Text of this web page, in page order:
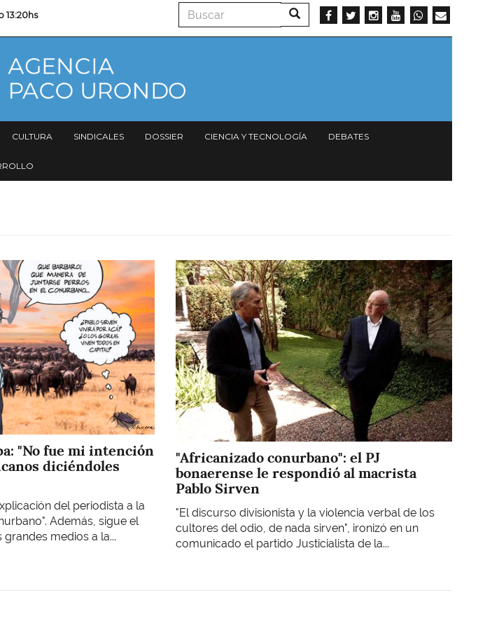
13:20hs Buscar Buscar
CULTURA SINDICALES DOSSIER CIENCIA Y TECNOLOGÍA DEBATES
"No fue mi intención
diciéndoles
del periodista a la
Además, sigue el
medios a la...
Imagen
"Africanizado conurbano": el PJ
bonaerense le respondió al macrista
Pablo Sirven
"El discurso divisionista y la violencia verbal de los
cultores del odio, de nada sirven", ironizó en un
comunicado el partido Justicialista de la...